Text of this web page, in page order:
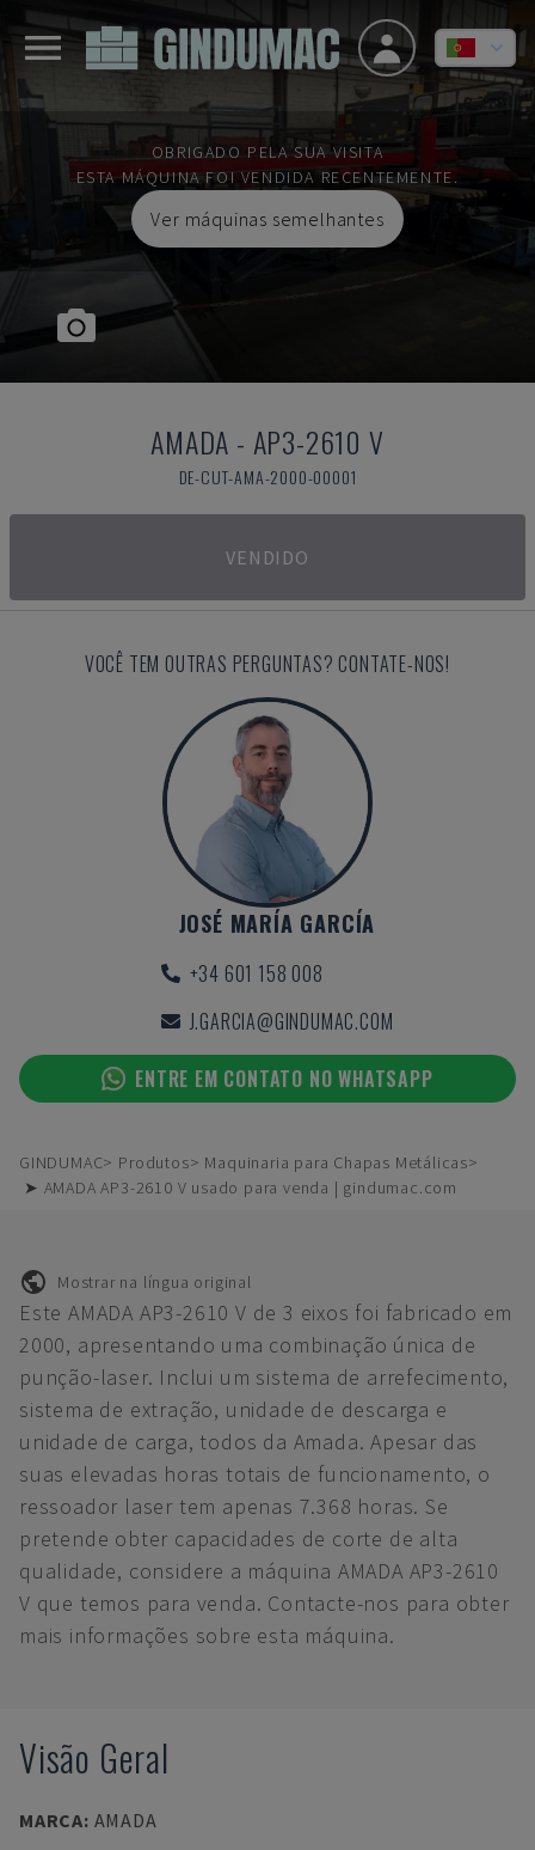
OBRIGADO PELA SUA VISITA
ESTA MÁQUINA FOI VENDIDA RECENTEMENTE.
Ver máquinas semelhantes
AMADA - AP3-2610 V
DE-CUT-AMA-2000-00001
VENDIDO
VOCÊ TEM OUTRAS PERGUNTAS? CONTATE-NOS!
JOSÉ MARÍA GARCÍA
+34 601 158 008
J.GARCIA@GINDUMAC.COM
ENTRE EM CONTATO NO WHATSAPP
GINDUMAC Produtos
Maquinaria para Chapas Metálicas
➤ AMADA AP3-2610 V usado para venda | gindumac.com
Mostrar na língua original
Este AMADA AP3-2610 V de 3 eixos foi fabricado em
2000, apresentando uma combinação única de
punção-laser. Inclui um sistema de arrefecimento,
sistema de extração, unidade de descarga e
unidade de carga, todos da Amada. Apesar das
suas elevadas horas totais de funcionamento, o
ressoador laser tem apenas 7.368 horas. Se
pretende obter capacidades de corte de alta
qualidade, considere a máquina AMADA AP3-2610
V que temos para venda. Contacte-nos para obter
mais informações sobre esta máquina.
Visão Geral
MARCA: AMADA